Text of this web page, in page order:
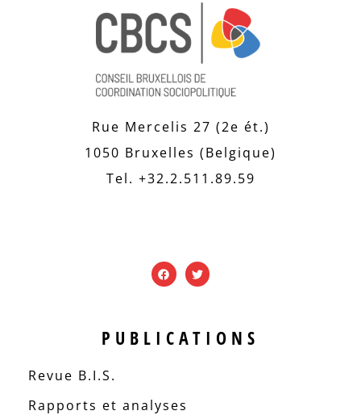
Rue Mercelis 27 (2e ét.)
1050 Bruxelles (Belgique)
Tel. +32.2.511.89.59
PUBLICATIONS
Revue B.I.S.
Rapports et analyses